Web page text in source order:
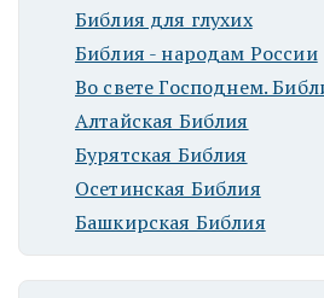
Библия для глухих
Библия - народам России
Во свете Господнем.
Алтайская Библия
Бурятская Библия
Осетинская Библия
Башкирская Библия